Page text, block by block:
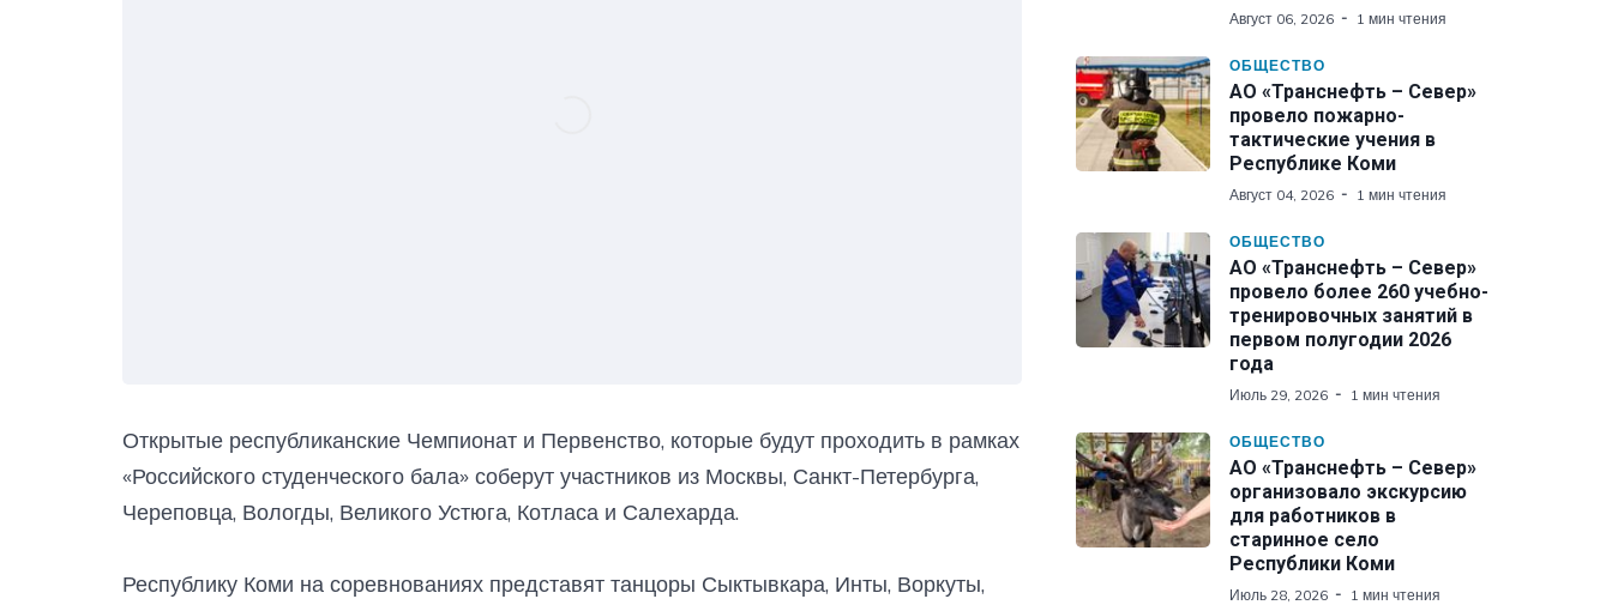
Открытые республиканские Чемпионат и Первенство, которые будут проходить в рамках
«Российского студенческого бала» соберут участников из Москвы, Санкт-Петербурга,
Череповца, Вологды, Великого Устюга, Котласа и Салехарда.
Республику Коми на соревнованиях представят танцоры Сыктывкара, Инты, Воркуты,
Август 06, 2026 1 мин чтения
ОБЩЕСТВО
АО «Транснефть – Север»
провело пожарно-
тактические учения в
Республике Коми
Август 04, 2026 1 мин чтения
ОБЩЕСТВО
АО «Транснефть – Север»
провело более 260 учебно-
тренировочных занятий в
первом полугодии 2026
года
Июль 29, 2026 1 мин чтения
ОБЩЕСТВО
АО «Транснефть – Север»
организовало экскурсию
для работников в
старинное село
Республики Коми
Июль 28, 2026 1 мин чтения